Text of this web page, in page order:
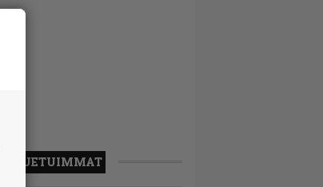
LUETUIMMAT